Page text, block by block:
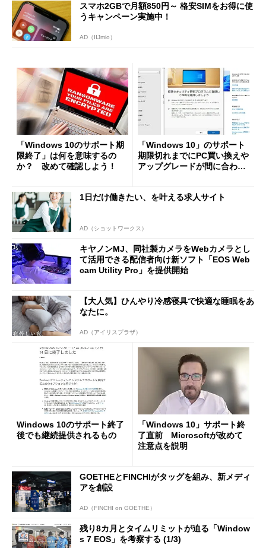
スマホ2GBで月額850円～ 格安SIMをお得に使
うキャンペーン実施中！
AD（IIJmio）
「Windows 10のサポート期
限終了」は何を意味するの
か？ 改めて確認しよう！
「Windows 10」のサポート
期限切れまでにPC買い換えや
アップグレードが間に合わな
U）」をチェック！
1日だけ働きたい、を叶える求人サイト
AD（ショットワークス）
キヤノンMJ、同社製カメラをWebカメラとし
て活用できる配信者向け新ソフト「EOS Web
cam Utility Pro」を提供開始
【大人気】ひんやり冷感寝具で快適な睡眠をあ
なたに。
AD（アイリスプラザ）
Windows 10のサポート終了
後でも継続提供されるもの
「Windows 10」サポート終
了直前 Microsoftが改めて
注意点を説明
GOETHEとFINCHIがタッグを組み、新メディ
アを創設
AD（FINCHI on GOETHE）
残り8カ月とタイムリミットが迫る「Window
s 7 EOS」を考察する (1/3)